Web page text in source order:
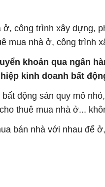
công trình xây dựng,
mua nhà ở, công
khoản qua ngân
kinh doanh bất
động sản quy mô
thuê mua nhà ở...
bán nhà với nhau để